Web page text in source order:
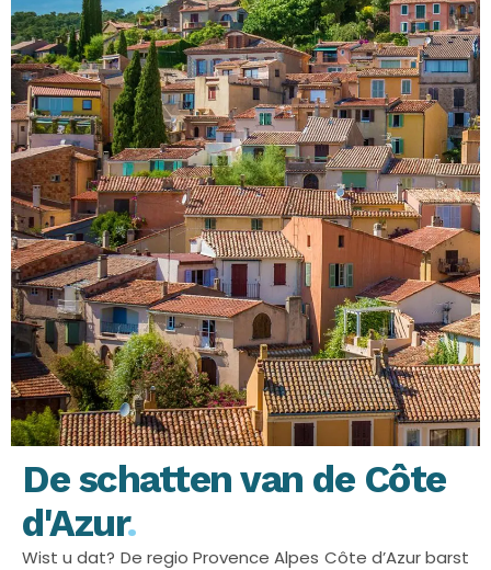
De schatten van de Côte
d'Azur.
Wist u dat? De regio Provence Alpes Côte d’Azur barst